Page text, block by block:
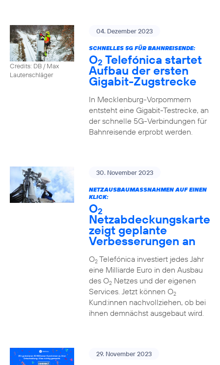
Credits: DB / Max
Lautenschläger
04. Dezember 2023
SCHNELLES 5G FÜR BAHNREISENDE:
O2 Telefónica startet
Aufbau der ersten
Gigabit-Zugstrecke
In Mecklenburg-Vorpommern
entsteht eine Gigabit-Testrecke, an
der schnelle 5G-Verbindungen für
Bahnreisende erprobt werden.
30. November 2023
NETZAUSBAUMASSNAHMEN AUF EINEN K
LICK:
O2
Netzabdeckungskarte
zeigt geplante
Verbesserungen an
O2Telefónica investiert jedes Jahr
eine Milliarde Euro in den Ausbau
des O2Netzes und der eigenen
Services. Jetzt können O2
Kund:innen nachvollziehen, ob bei
ihnen demnächst ausgebaut wird.
29. November 2023